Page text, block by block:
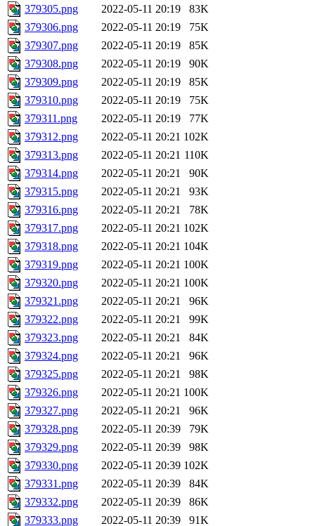
379305.png
2022-05-11 20:19
83K
379306.png
2022-05-11 20:19
75K
379307.png
2022-05-11 20:19
85K
379308.png
2022-05-11 20:19
90K
379309.png
2022-05-11 20:19
85K
379310.png
2022-05-11 20:19
75K
379311.png
2022-05-11 20:19
77K
379312.png
2022-05-11 20:21 102K
379313.png
2022-05-11 20:21 110K
379314.png
2022-05-11 20:21
90K
379315.png
2022-05-11 20:21
93K
379316.png
2022-05-11 20:21
78K
379317.png
2022-05-11 20:21 102K
379318.png
2022-05-11 20:21 104K
379319.png
2022-05-11 20:21 100K
379320.png
2022-05-11 20:21 100K
379321.png
2022-05-11 20:21
96K
379322.png
2022-05-11 20:21
99K
379323.png
2022-05-11 20:21
84K
379324.png
2022-05-11 20:21
96K
379325.png
2022-05-11 20:21
98K
379326.png
2022-05-11 20:21 100K
379327.png
2022-05-11 20:21
96K
379328.png
2022-05-11 20:39
79K
379329.png
2022-05-11 20:39
98K
379330.png
2022-05-11 20:39 102K
379331.png
2022-05-11 20:39
84K
379332.png
2022-05-11 20:39
86K
379333.png
2022-05-11 20:39
91K